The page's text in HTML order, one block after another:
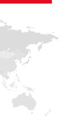
onze